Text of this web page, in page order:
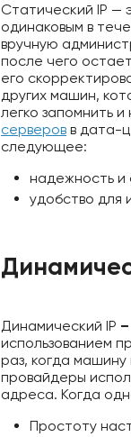
Статический IP —
одинаковым в
вручную
после чего
его
других машин,
легко запомнить
серверов в дата-
следующее:
надежность и
удобство для
Динамический IP –
использованием
раз, когда
провайдеры
адреса. Когда
Простоту